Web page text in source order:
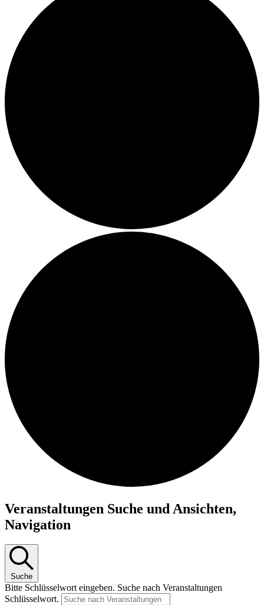
Veranstaltungen
Veranstaltungen Suche und Ansichten,
Navigation
Suche
Bitte Schlüsselwort eingeben. Suche nach Veranstaltungen
Schlüsselwort.